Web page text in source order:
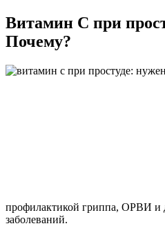
Витамин С при
Почему?
профилактикой гриппа, ОРВИ и
заболеваний.